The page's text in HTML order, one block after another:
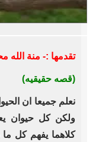
تقدمها :- منة الله
(قصه حقيقيه)
نعلم جميعا ان
ولكن كل حيوان
كلاهما يفهم كل